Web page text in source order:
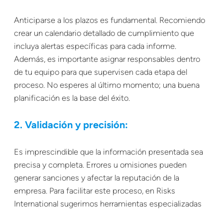
Anticiparse a los plazos es fundamental. Recomiendo
crear un calendario detallado de cumplimiento que
incluya alertas específicas para cada informe.
Además, es importante asignar responsables dentro
de tu equipo para que supervisen cada etapa del
proceso. No esperes al último momento; una buena
planificación es la base del éxito.
2. Validación y precisión:
Es imprescindible que la información presentada sea
precisa y completa. Errores u omisiones pueden
generar sanciones y afectar la reputación de la
empresa. Para facilitar este proceso, en Risks
International sugerimos herramientas especializadas